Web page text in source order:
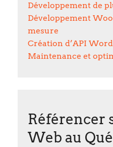
Développement de
Développement
mesure
Création d’API
Maintenance et
Référencer
Web au